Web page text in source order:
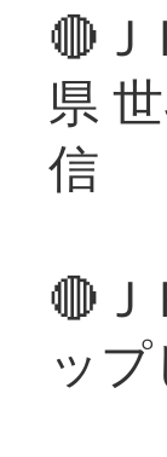
🔴
県
信
🔴
ッ